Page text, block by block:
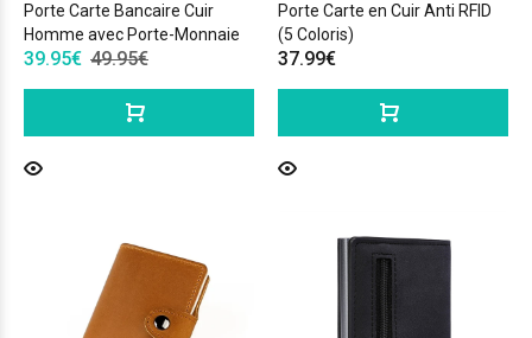
Porte Carte Bancaire Cuir
Homme avec Porte-Monnaie
39.95€ 49.95€
Porte Carte en Cuir Anti RFID
(5 Coloris)
37.99€